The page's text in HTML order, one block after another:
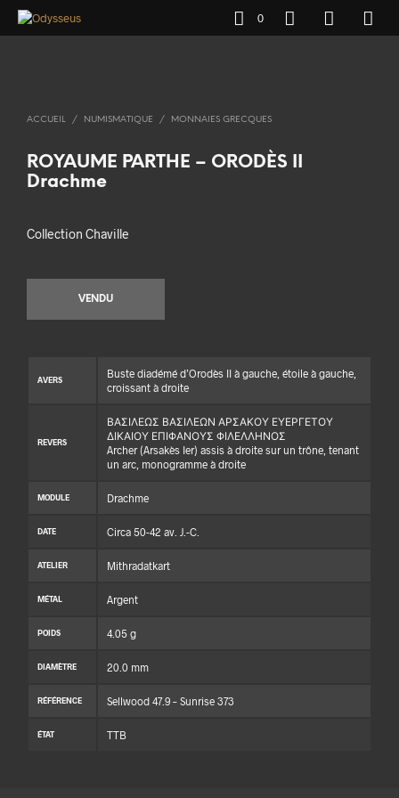
0
ACCUEIL / NUMISMATIQUE / MONNAIES GRECQUES
ROYAUME PARTHE – ORODÈS II
Drachme
Collection Chaville
VENDU
AVERS
Buste diadémé d’Orodès II à gauche, étoile à gauche,
croissant à droite
REVERS
ΒΑΣΙΛΕΩΣ ΒΑΣΙΛΕΩΝ ΑΡΣΑΚΟΥ ΕΥΕΡΓΕΤΟΥ
ΔΙΚΑΙΟΥ ΕΠΙΦΑΝΟΥΣ ΦΙΛΕΛΛΗΝΟΣ
Archer (Arsakès Ier) assis à droite sur un trône, tenant
un arc, monogramme à droite
MODULE Drachme
DATE Circa 50-42 av. J.-C.
ATELIER Mithradatkart
MÉTAL Argent
POIDS 4.05 g
DIAMÈTRE 20.0 mm
RÉFÉRENCE Sellwood 47.9 – Sunrise 373
ÉTAT TTB